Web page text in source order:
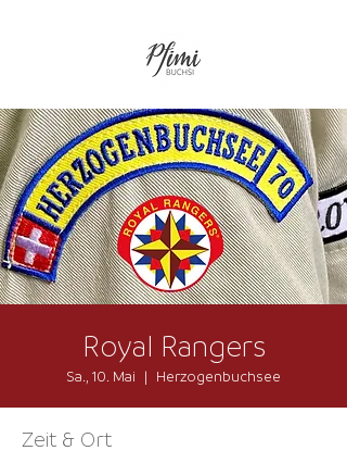
Royal Rangers
Sa., 10. Mai
  |
Herzogenbuchsee
Zeit & Ort